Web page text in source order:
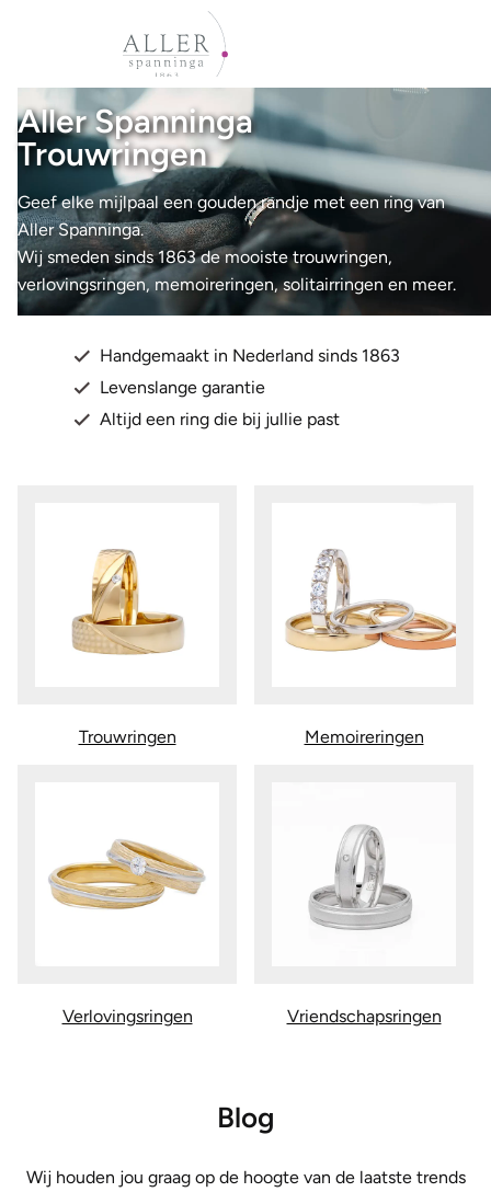
Aller Spanninga
Trouwringen
Geef elke mijlpaal een gouden randje met een ring van
Aller Spanninga.
Wij smeden sinds 1863 de mooiste trouwringen,
verlovingsringen, memoireringen, solitairringen en meer.
Handgemaakt in Nederland sinds 1863
Levenslange garantie
Altijd een ring die bij jullie past
Trouwringen Memoireringen
Verlovingsringen Vriendschapsringen
Blog
Wij houden jou graag op de hoogte van de laatste trends